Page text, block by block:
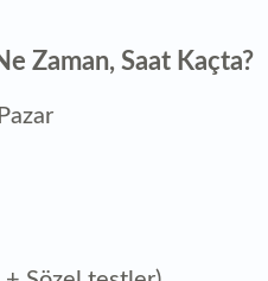
Zaman, Saat Kaçta?